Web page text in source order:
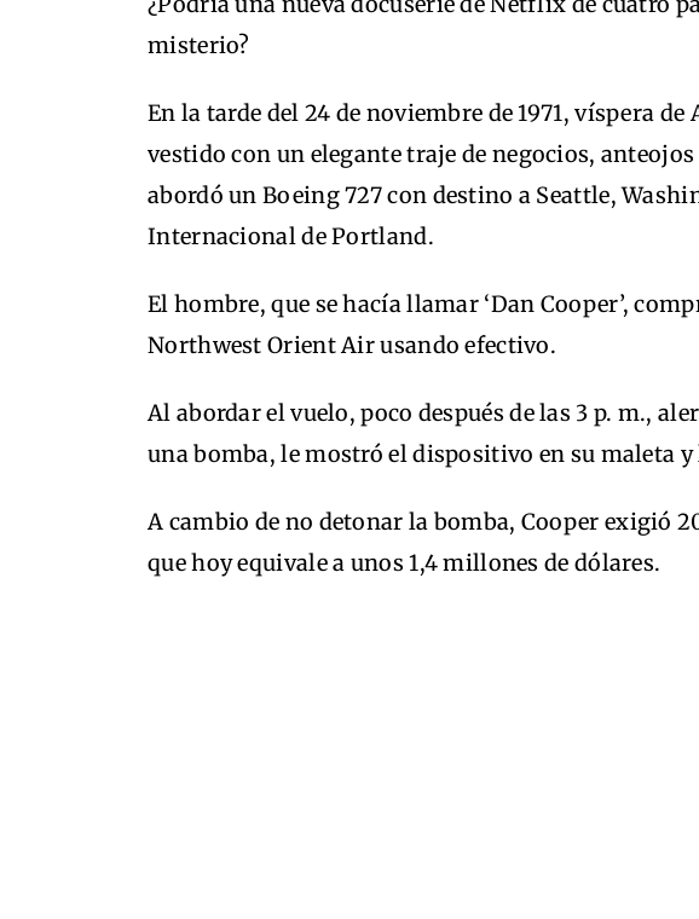
misterio?
En la tarde del 24 de noviembre de 1971, víspera
vestido con un elegante traje de negocios,
abordó un Boeing 727 con destino a Seattle,
Internacional de Portland.
El hombre, que se hacía llamar ‘Dan Cooper’,
Northwest Orient Air usando efectivo.
Al abordar el vuelo, poco después de las 3 p. m.,
una bomba, le mostró el dispositivo en su maleta y
A cambio de no detonar la bomba, Cooper exigió
que hoy equivale a unos 1,4 millones de dólares.